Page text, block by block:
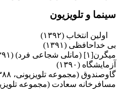
سینما و تلویزیون
اولین انتخاب (۱۳۹۲)
بی خداحافظی (۱۳۹۱)
میگرن[۱] (مانلی شجاعی فرد) (۱۳۹۱)
آزمایشگاه (۱۳۹۰)
گاوصندوق (مجموعه تلویزیونی، ۱۳۸۸)
مسافرخانه سعادت (مجموعه